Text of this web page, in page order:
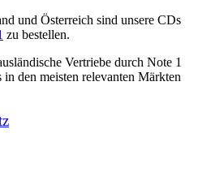
und Österreich sind unsere CDs
zu bestellen.
Vertriebe durch Note 1
in den meisten relevanten Märkten